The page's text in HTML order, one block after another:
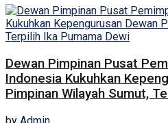
Dewan Pimpinan Pusat
Indonesia Kukuhkan
Pimpinan Wilayah Sumut,
by Admin